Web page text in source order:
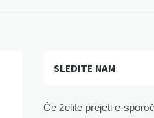
SLEDITE NAM
Če želite prejeti e-